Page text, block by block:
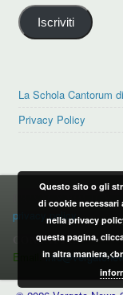
mail
Iscriviti
La Schola Cantorum
Privacy Policy
PRIVACY POLICY
privacy policy
CONTATTI:
Email:
Questo sito o gli
di cookie
nella privacy
questa pagina,
in altra